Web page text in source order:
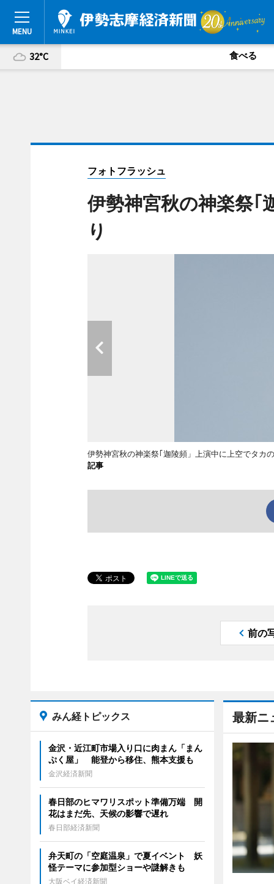
32°C 食べる
フォトフラッシュ
伊勢神宮秋の神楽祭｢
り
伊勢神宮秋の神楽祭｢迦陵頻」上演中に上空でタ
記事
前の
最新ニ
みん経トピックス
金沢・近江町市場入り口に肉まん「まん
ぷく屋」 能登から移住、熊本支援も
金沢経済新聞
春日部のヒマワリスポット準備万端 開
花はまだ先、天候の影響で遅れ
春日部経済新聞
弁天町の「空庭温泉」で夏イベント 妖
怪テーマに参加型ショーや謎解きも
大阪ベイ経済新聞